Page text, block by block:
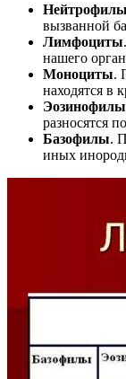
Нейтрофилы
вызванной
Лимфоциты
нашего
Моноциты.
находятся в
Эозинофилы
разносятся
Базофилы.
иных